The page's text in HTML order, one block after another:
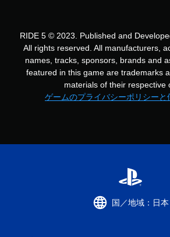
RIDE 5 © 2023. Published and
All rights reserved. All manufacturers,
names, tracks, sponsors, brands and
featured in this game are trademarks
materials of their respective
ゲームのプライバシーポリシーと
国／地域：日本